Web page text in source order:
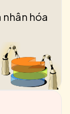
nhân hóa